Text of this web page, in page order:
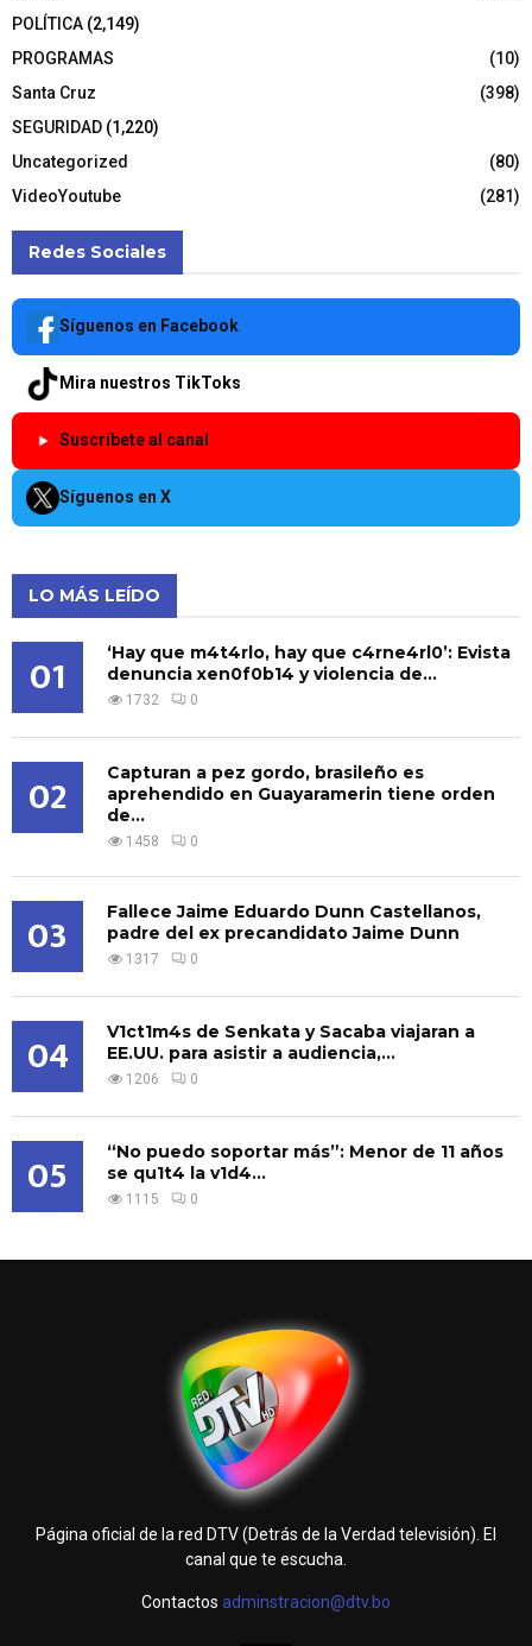
POLÍTICA (2,149)
PROGRAMAS
(10)
Santa Cruz
(398)
SEGURIDAD (1,220)
Uncategorized
(80)
VideoYoutube
(281)
Redes Sociales
Síguenos en Facebook
Mira nuestros TikToks
Suscríbete al canal
Síguenos en X
LO MÁS LEÍDO
01
‘Hay que m4t4rlo, hay que c4rne4rl0’: Evista
denuncia xen0f0b14 y violencia de...
1732 0
02
Capturan a pez gordo, brasileño es
aprehendido en Guayaramerin tiene orden
de...
1458 0
03
Fallece Jaime Eduardo Dunn Castellanos,
padre del ex precandidato Jaime Dunn
1317 0
04
V1ct1m4s de Senkata y Sacaba viajaran a
EE.UU. para asistir a audiencia,...
1206 0
05
“No puedo soportar más”: Menor de 11 años
se qu1t4 la v1d4...
1115 0
Página oficial de la red DTV (Detrás de la Verdad televisión). El
canal que te escucha.
Contactos adminstracion@dtv.bo